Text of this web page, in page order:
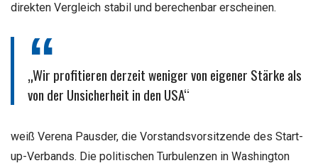
direkten Vergleich stabil und berechenbar erscheinen.
„Wir profitieren derzeit weniger von eigener Stärke als
von der Unsicherheit in den USA“
weiß Verena Pausder, die Vorstandsvorsitzende des Start-
up-Verbands. Die politischen Turbulenzen in Washington